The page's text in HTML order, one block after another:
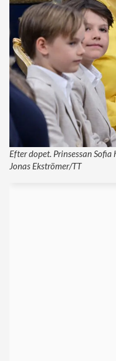
Efter dopet. Prinsessan
Jonas Ekströmer/TT